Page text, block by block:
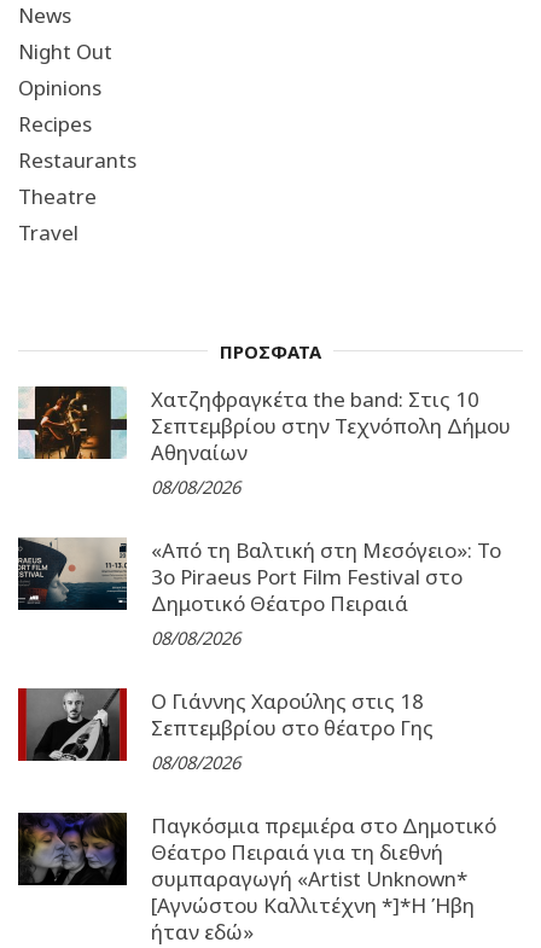
News
Night Out
Opinions
Recipes
Restaurants
Theatre
Travel
ΠΡΟΣΦΑΤΑ
Χατζηφραγκέτα the band: Στις 10
Σεπτεμβρίου στην Τεχνόπολη Δήμου
Αθηναίων
08/08/2026
«Από τη Βαλτική στη Μεσόγειο»: Το
3o Piraeus Port Film Festival στο
Δημοτικό Θέατρο Πειραιά
08/08/2026
Ο Γιάννης Χαρούλης στις 18
Σεπτεμβρίου στο θέατρο Γης
08/08/2026
Παγκόσμια πρεμιέρα στο Δημοτικό
Θέατρο Πειραιά για τη διεθνή
συμπαραγωγή «Artist Unknown*
[Αγνώστου Καλλιτέχνη *]*Η Ήβη
ήταν εδώ»